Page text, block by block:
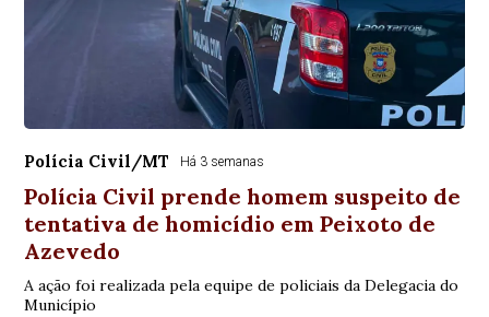
Polícia Civil/MT Há 3 semanas
Polícia Civil prende homem suspeito de
tentativa de homicídio em Peixoto de
Azevedo
A ação foi realizada pela equipe de policiais da Delegacia do
Município